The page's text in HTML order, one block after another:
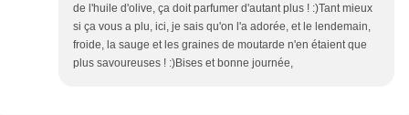
de l'huile d'olive, ça doit parfumer d'autant plus ! :)Tant mieux
si ça vous a plu, ici, je sais qu'on l'a adorée, et le lendemain,
froide, la sauge et les graines de moutarde n'en étaient que
plus savoureuses ! :)Bises et bonne journée,